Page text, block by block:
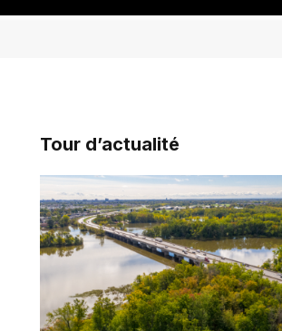
Tour d’actualité